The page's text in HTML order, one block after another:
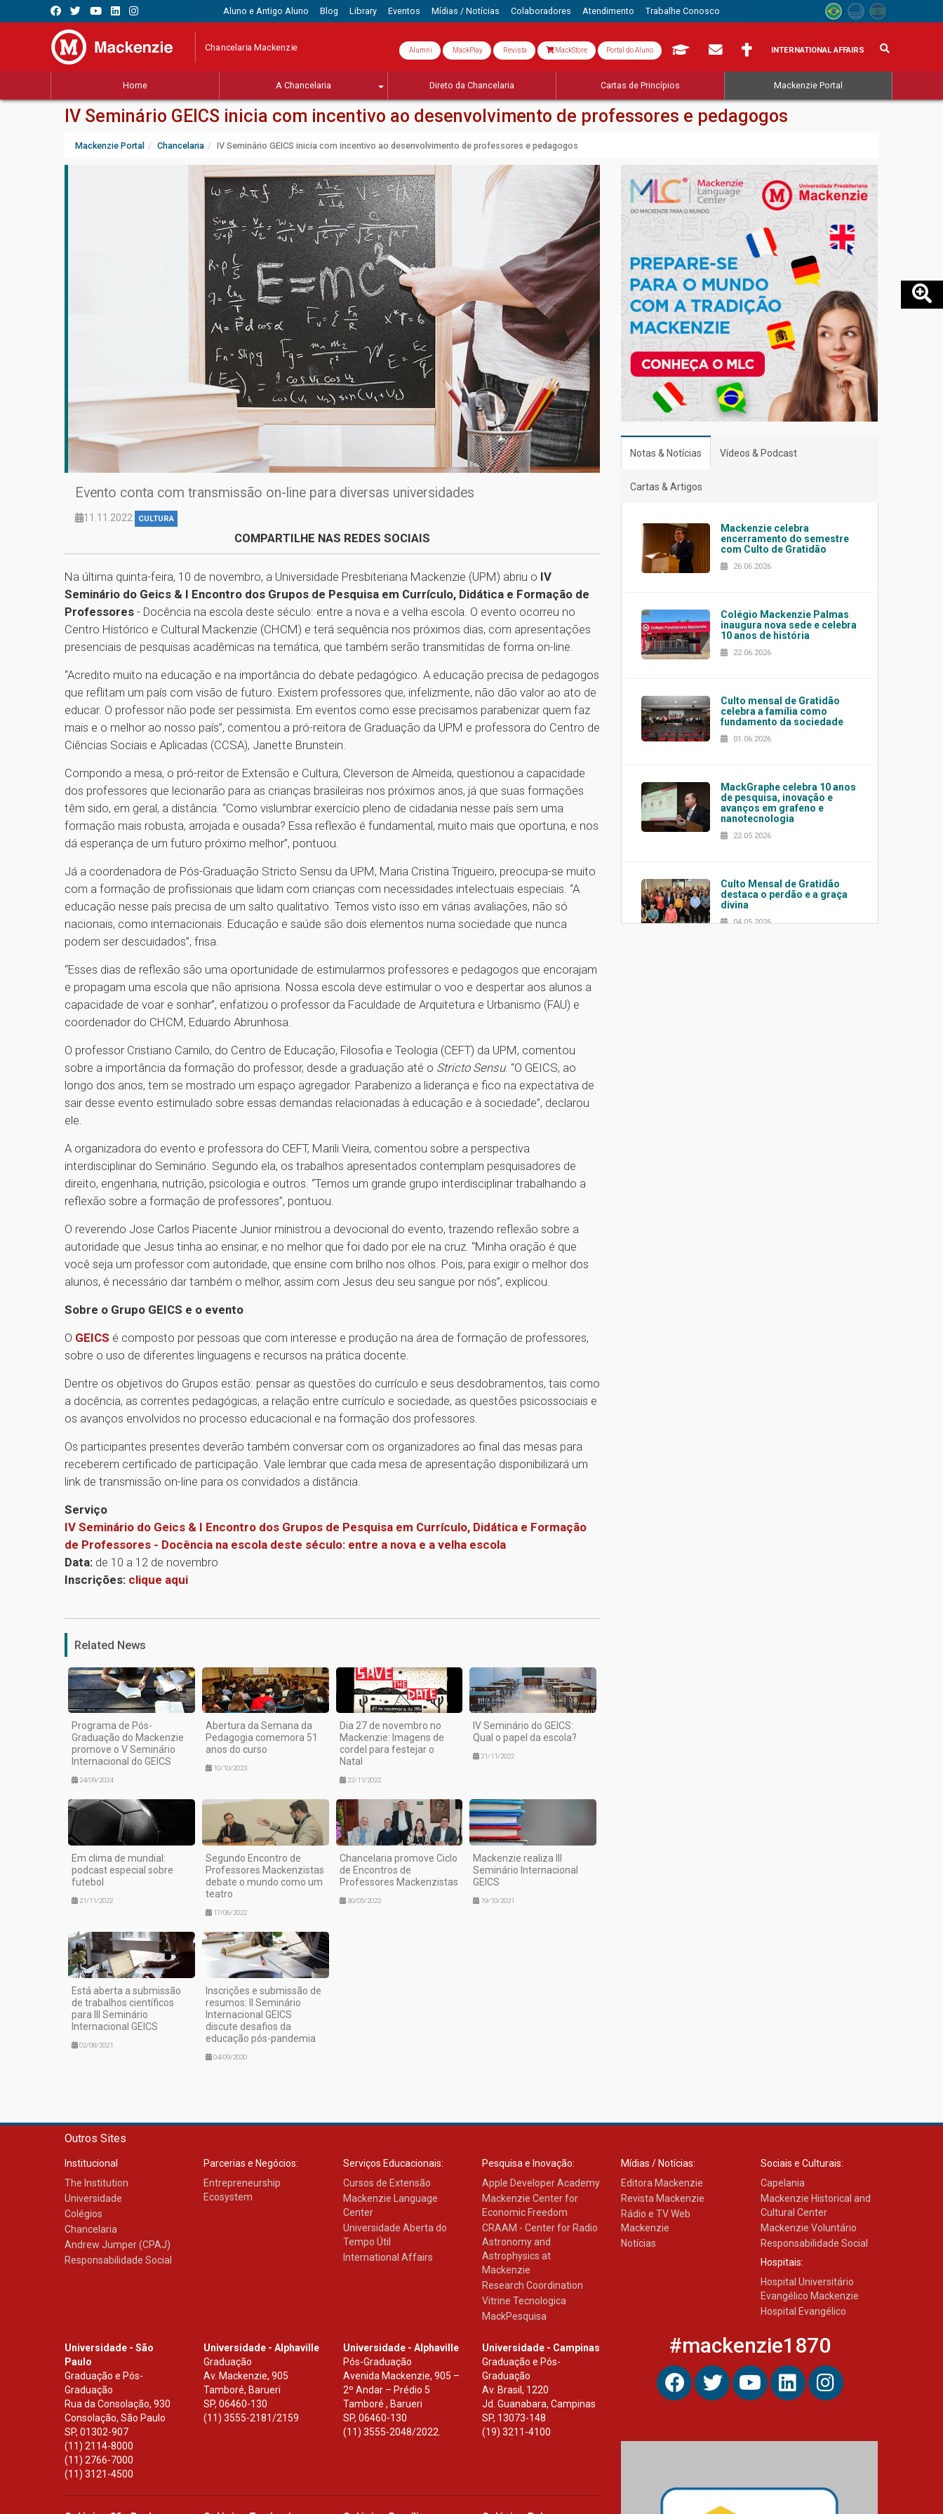
Aluno e Antigo Aluno Blog Library Eventos Mídias / Notícias Colaboradores Atendimento Trabalhe Conosco
Chancelaria Mackenzie Alumni MackPlay Revista MackStore Portal do Aluno INTERNATIONAL AFFAIRS
Home A Chancelaria Direto da Chancelaria Cartas de Princípios Mackenzie Portal
IV Seminário GEICS inicia com incentivo ao desenvolvimento de professores e pedagogos
Mackenzie Portal Chancelaria IV Seminário GEICS inicia com incentivo ao desenvolvimento de professores e pedagogos
Evento conta com transmissão on-line para diversas universidades
11.11.2022 CULTURA
COMPARTILHE NAS REDES SOCIAIS
Na última quinta-feira, 10 de novembro, a Universidade Presbiteriana Mackenzie (UPM) abriu o IV
Seminário do Geics & I Encontro dos Grupos de Pesquisa em Currículo, Didática e Formação de
Professores - Docência na escola deste século: entre a nova e a velha escola. O evento ocorreu no
Centro Histórico e Cultural Mackenzie (CHCM) e terá sequência nos próximos dias, com apresentações
presenciais de pesquisas acadêmicas na temática, que também serão transmitidas de forma on-line.
“Acredito muito na educação e na importância do debate pedagógico. A educação precisa de pedagogos
que reflitam um país com visão de futuro. Existem professores que, infelizmente, não dão valor ao ato de
educar. O professor não pode ser pessimista. Em eventos como esse precisamos parabenizar quem faz
mais e o melhor ao nosso país”, comentou a pró-reitora de Graduação da UPM e professora do Centro de
Ciências Sociais e Aplicadas (CCSA), Janette Brunstein.
Compondo a mesa, o pró-reitor de Extensão e Cultura, Cleverson de Almeida, questionou a capacidade
dos professores que lecionarão para as crianças brasileiras nos próximos anos, já que suas formações
têm sido, em geral, a distância. “Como vislumbrar exercício pleno de cidadania nesse país sem uma
formação mais robusta, arrojada e ousada? Essa reflexão é fundamental, muito mais que oportuna, e nos
dá esperança de um futuro próximo melhor”, pontuou.
Já a coordenadora de Pós-Graduação Stricto Sensu da UPM, Maria Cristina Trigueiro, preocupa-se muito
com a formação de profissionais que lidam com crianças com necessidades intelectuais especiais. “A
educação nesse país precisa de um salto qualitativo. Temos visto isso em várias avaliações, não só
nacionais, como internacionais. Educação e saúde são dois elementos numa sociedade que nunca
podem ser descuidados”, frisa.
“Esses dias de reflexão são uma oportunidade de estimularmos professores e pedagogos que encorajam
e propagam uma escola que não aprisiona. Nossa escola deve estimular o voo e despertar aos alunos a
capacidade de voar e sonhar”, enfatizou o professor da Faculdade de Arquitetura e Urbanismo (FAU) e
coordenador do CHCM, Eduardo Abrunhosa.
O professor Cristiano Camilo, do Centro de Educação, Filosofia e Teologia (CEFT) da UPM, comentou
sobre a importância da formação do professor, desde a graduação até o Stricto Sensu. “O GEICS, ao
longo dos anos, tem se mostrado um espaço agregador. Parabenizo a liderança e fico na expectativa de
sair desse evento estimulado sobre essas demandas relacionadas à educação e à sociedade”, declarou
ele.
A organizadora do evento e professora do CEFT, Marili Vieira, comentou sobre a perspectiva
interdisciplinar do Seminário. Segundo ela, os trabalhos apresentados contemplam pesquisadores de
direito, engenharia, nutrição, psicologia e outros. “Temos um grande grupo interdisciplinar trabalhando a
reflexão sobre a formação de professores”, pontuou.
O reverendo Jose Carlos Piacente Junior ministrou a devocional do evento, trazendo reflexão sobre a
autoridade que Jesus tinha ao ensinar, e no melhor que foi dado por ele na cruz. “Minha oração é que
você seja um professor com autoridade, que ensine com brilho nos olhos. Pois, para exigir o melhor dos
alunos, é necessário dar também o melhor, assim com Jesus deu seu sangue por nós”, explicou.
Sobre o Grupo GEICS e o evento
O GEICS é composto por pessoas que com interesse e produção na área de formação de professores,
sobre o uso de diferentes linguagens e recursos na prática docente.
Dentre os objetivos do Grupos estão: pensar as questões do currículo e seus desdobramentos, tais como
a docência, as correntes pedagógicas, a relação entre currículo e sociedade, as questões psicossociais e
os avanços envolvidos no processo educacional e na formação dos professores.
Os participantes presentes deverão também conversar com os organizadores ao final das mesas para
receberem certificado de participação. Vale lembrar que cada mesa de apresentação disponibilizará um
link de transmissão on-line para os convidados a distância.
Serviço
IV Seminário do Geics & I Encontro dos Grupos de Pesquisa em Currículo, Didática e Formação
de Professores - Docência na escola deste século: entre a nova e a velha escola
Data: de 10 a 12 de novembro
Inscrições: clique aqui
Related News
Programa de Pós-
Graduação do Mackenzie
promove o V Seminário
Internacional do GEICS
24/09/2024
Abertura da Semana da
Pedagogia comemora 51
anos do curso
10/10/2023
Dia 27 de novembro no
Mackenzie: Imagens de
cordel para festejar o
Natal
22/11/2022
IV Seminário do GEICS:
Qual o papel da escola?
21/11/2022
Em clima de mundial:
podcast especial sobre
futebol
21/11/2022
Segundo Encontro de
Professores Mackenzistas
debate o mundo como um
teatro
17/06/2022
Chancelaria promove Ciclo
de Encontros de
Professores Mackenzistas
30/05/2022
Mackenzie realiza III
Seminário Internacional
GEICS
19/10/2021
Está aberta a submissão
de trabalhos científicos
para III Seminário
Internacional GEICS
02/08/2021
Inscrições e submissão de
resumos: II Seminário
Internacional GEICS
discute desafios da
educação pós-pandemia
04/09/2020
Notas & Notícias Vídeos & Podcast
Cartas & Artigos
Mackenzie celebra
encerramento do semestre
com Culto de Gratidão
26.06.2026
Colégio Mackenzie Palmas
inaugura nova sede e celebra
10 anos de história
22.06.2026
Culto mensal de Gratidão
celebra a família como
fundamento da sociedade
01.06.2026
MackGraphe celebra 10 anos
de pesquisa, inovação e
avanços em grafeno e
nanotecnologia
22.05.2026
Culto Mensal de Gratidão
destaca o perdão e a graça
divina
04.05.2026
Outros Sites
Institucional
The Institution
Universidade
Colégios
Chancelaria
Andrew Jumper (CPAJ)
Responsabilidade Social
Parcerias e Negócios:
Entrepreneurship
Ecosystem
Serviços Educacionais:
Cursos de Extensão
Mackenzie Language
Center
Universidade Aberta do
Tempo Útil
International Affairs
Pesquisa e Inovação:
Apple Developer Academy
Mackenzie Center for
Economic Freedom
CRAAM - Center for Radio
Astronomy and
Astrophysics at
Mackenzie
Research Coordination
Vitrine Tecnologica
MackPesquisa
Mídias / Notícias:
Editora Mackenzie
Revista Mackenzie
Rádio e TV Web
Mackenzie
Notícias
Sociais e Culturais:
Capelania
Mackenzie Historical and
Cultural Center
Mackenzie Voluntário
Responsabilidade Social
Hospitais:
Hospital Universitário
Evangélico Mackenzie
Hospital Evangélico
Universidade - São
Paulo
Graduação e Pós-
Graduação
Rua da Consolação, 930
Consolação, São Paulo
SP, 01302-907
(11) 2114-8000
(11) 2766-7000
(11) 3121-4500
Universidade - Alphaville
Graduação
Av. Mackenzie, 905
Tamboré, Barueri
SP,06460-130
(11) 3555-2181/2159
Universidade - Alphaville
Pós-Graduação
Avenida Mackenzie, 905 –
2º Andar – Prédio 5
Tamboré , Barueri
SP, 06460-130
(11) 3555-2048/2022.
Universidade - Campinas
Graduação e Pós-
Graduação
Av. Brasil, 1220
Jd. Guanabara, Campinas
SP, 13073-148
(19) 3211-4100
#mackenzie1870